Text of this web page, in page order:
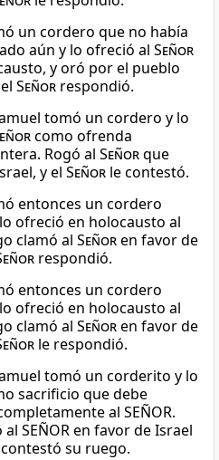
un cordero que no había
aún y lo ofreció al Señor
y oró por el pueblo
Señor respondió.
tomó un cordero y lo
como ofrenda
Rogó al Señorque
y el Señor le contestó.
entonces un cordero
ofreció en holocausto al
clamó al Señoren favor de
respondió.
entonces un cordero
ofreció en holocausto al
clamó al Señoren favor de
le respondió.
tomó un corderito y lo
sacrificio que debe
al SEÑOR.
SEÑOR en favor de Israel
contestó su ruego.